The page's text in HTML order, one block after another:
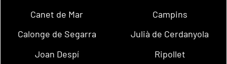
Canet de Mar
Campins
Calonge de Segarra
Julià de Cerdanyola
Joan Despí
Ripollet